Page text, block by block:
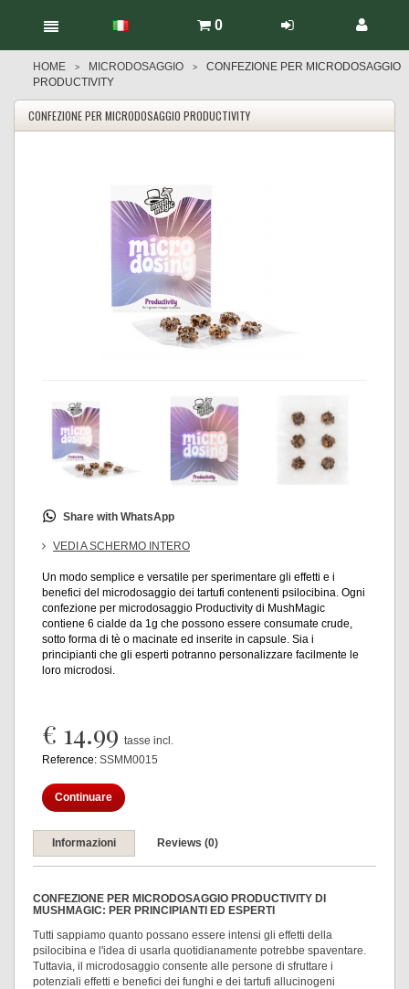
0
HOME > MICRODOSAGGIO >
CONFEZIONE PER MICRODOSAGGIO
PRODUCTIVITY
CONFEZIONE PER MICRODOSAGGIO PRODUCTIVITY
Share with WhatsApp
VEDI A SCHERMO INTERO
Un modo semplice e versatile per sperimentare gli effetti e i
benefici del microdosaggio dei tartufi contenenti psilocibina. Ogni
confezione per microdosaggio Productivity di MushMagic
contiene 6 cialde da 1g che possono essere consumate crude,
sotto forma di tè o macinate ed inserite in capsule. Sia i
principianti che gli esperti potranno personalizzare facilmente le
loro microdosi.
€ 14.99 tasse incl.
Reference: SSMM0015
Continuare
Informazioni Reviews (0)
CONFEZIONE PER MICRODOSAGGIO PRODUCTIVITY DI
MUSHMAGIC: PER PRINCIPIANTI ED ESPERTI
Tutti sappiamo quanto possano essere intensi gli effetti della
psilocibina e l'idea di usarla quotidianamente potrebbe spaventare.
Tuttavia, il microdosaggio consente alle persone di sfruttare i
potenziali effetti e benefici dei funghi e dei tartufi allucinogeni